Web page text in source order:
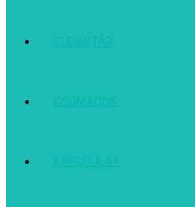
TUDÁSTÁR
CSOMAGOK
KAPCSOLAT